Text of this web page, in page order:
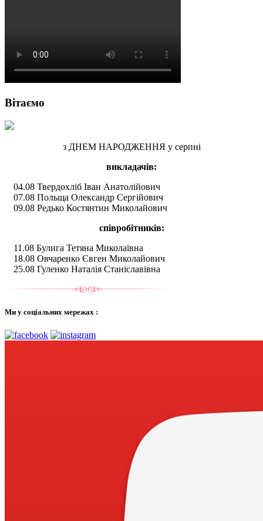
Вітаємо
з ДНЕМ НАРОДЖЕННЯ у серпні
викладачів:
04.08 Твердохліб Іван Анатолійович
07.08 Польща Олександр Сергійович
09.08 Редько Костянтин Миколайович
співробітників:
11.08 Булига Тетяна Миколаївна
18.08 Овчаренко Євген Миколайович
25.08 Гуленко Наталія Станіславівна
Ми у соціальних мережах :